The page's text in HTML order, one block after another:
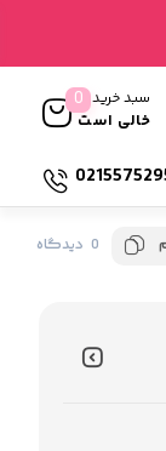
سبد خرید
خالی است
0
0 دیدگاه